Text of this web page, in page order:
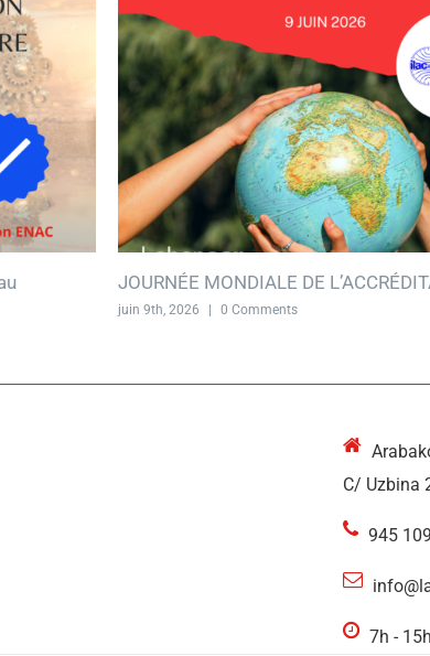
JOURNÉE MONDIALE DE
juin 9th, 2026 0 Comments
C/ Uzbina
945
7h - 15h